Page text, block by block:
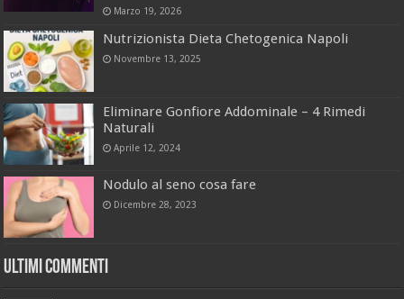
Marzo 19, 2026
Nutrizionista Dieta Chetogenica Napoli
Novembre 13, 2025
Eliminare Gonfiore Addominale – 4 Rimedi
Naturali
Aprile 12, 2024
Nodulo al seno cosa fare
Dicembre 28, 2023
Ultimi Commenti